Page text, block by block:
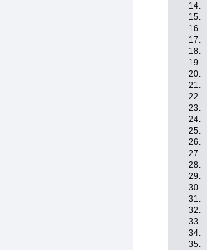
14.
15.
16.
17.
18.
19.
20.
21.
22.
23.
24.
25.
26.
27.
28.
29.
30.
31.
32.
33.
34.
35.